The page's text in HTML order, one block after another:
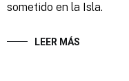
sometido en la Isla.
LEER MÁS